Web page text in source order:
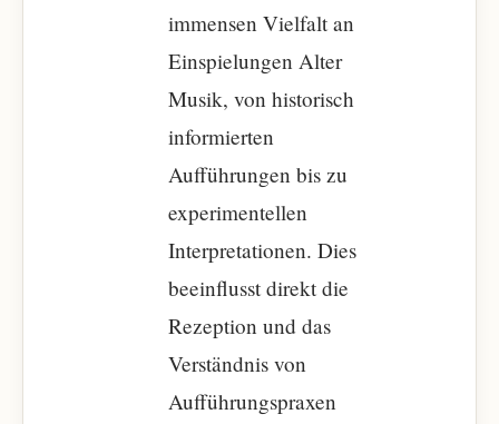
immensen Vielfalt an
Einspielungen Alter
Musik, von historisch
informierten
Aufführungen bis zu
experimentellen
Interpretationen. Dies
beeinflusst direkt die
Rezeption und das
Verständnis von
Aufführungspraxen